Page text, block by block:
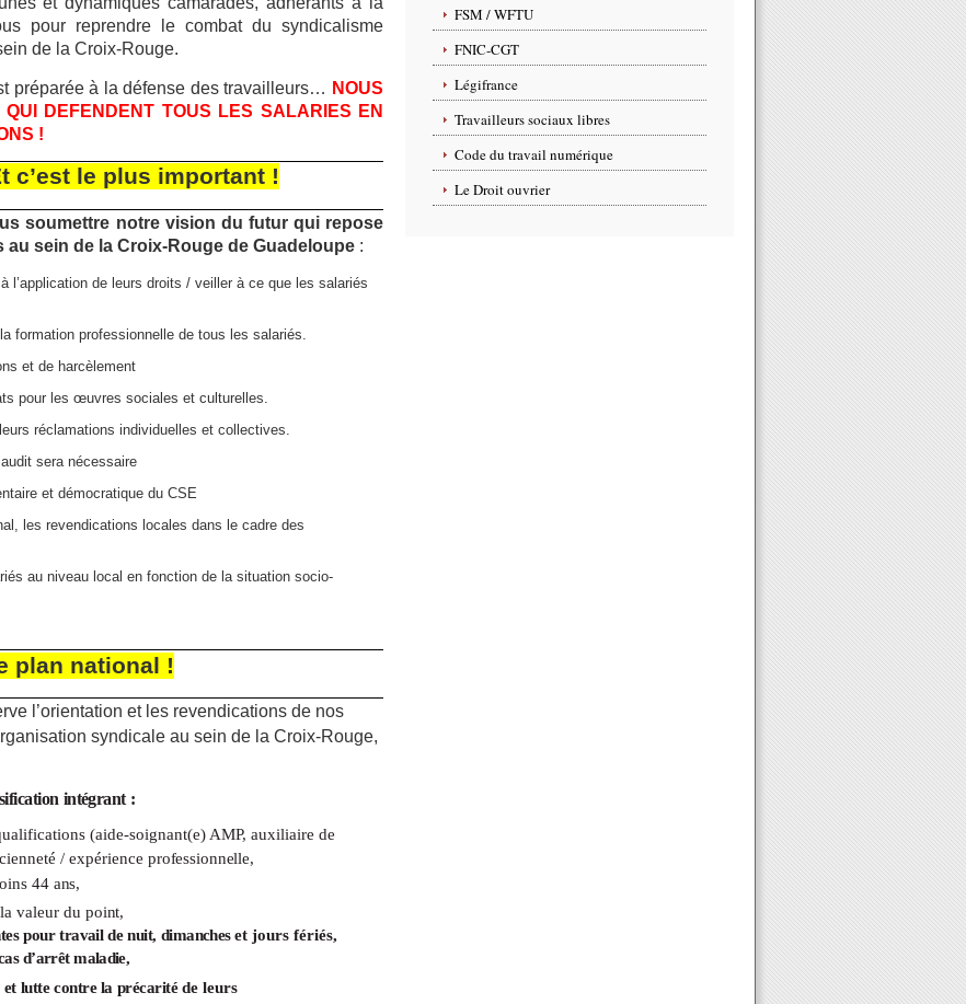
pour reprendre le combat du syndicalisme
de la Croix-Rouge.
préparée à la défense des travailleurs… NOUS
DEFENDENT TOUS LES SALARIES EN
!
c’est le plus important !
soumettre notre vision du futur qui repose
sein de la Croix-Rouge de Guadeloupe :
l’application de leurs droits / veiller à ce que les salariés
formation professionnelle de tous les salariés.
et de harcèlement
pour les œuvres sociales et culturelles.
réclamations individuelles et collectives.
sera nécessaire
et démocratique du CSE
les revendications locales dans le cadre des
au niveau local en fonction de la situation socio-
plan national !
l’orientation et les revendications de nos
syndicale au sein de la Croix-Rouge,
intégrant :
(aide-soignant(e) AMP, auxiliaire de
/ expérience professionnelle,
44 ans,
valeur du point,
pour travail de nuit, dimancheset jours fériés,
d’arrêt maladie,
et lutte contre la précaritéde leurs
FSM / WFTU
FNIC-CGT
Légifrance
Travailleurs sociaux libres
Code du travail numérique
Le Droit ouvrier